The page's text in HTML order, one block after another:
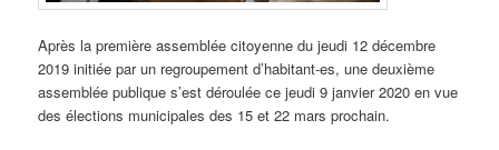
Après la première assemblée citoyenne du jeudi 12 décembre
2019 initiée par un regroupement d’habitant-es, une deuxième
assemblée publique s’est déroulée ce jeudi 9 janvier 2020 en vue
des élections municipales des 15 et 22 mars prochain.